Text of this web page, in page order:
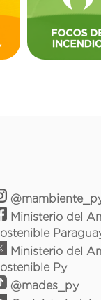
Ministerio del
Ministerio del
Py
@mades_py